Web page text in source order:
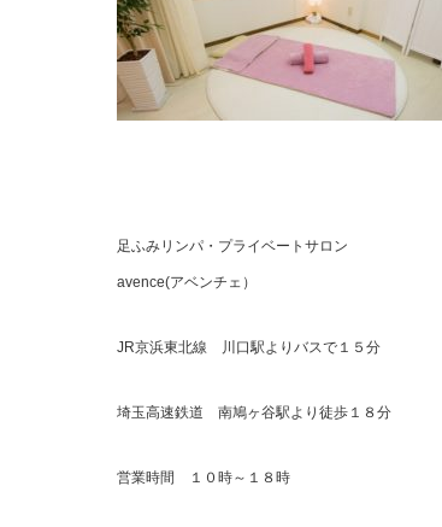
足ふみリンパ・プライベートサロン
avence(アベンチェ）
JR京浜東北線 川口駅よりバスで１５分
埼玉高速鉄道 南鳩ヶ谷駅より徒歩１８分
営業時間 １０時～１８時